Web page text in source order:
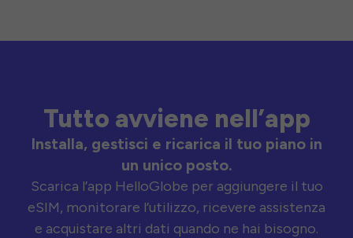
Tutto avviene nell’app
Installa, gestisci e ricarica il tuo piano in
un unico posto.
Scarica l’app HelloGlobe per aggiungere il tuo
eSIM, monitorare l’utilizzo, ricevere assistenza
e acquistare altri dati quando ne hai bisogno.